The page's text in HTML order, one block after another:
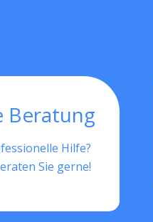
Beratung
Hilfe?
Sie gerne!